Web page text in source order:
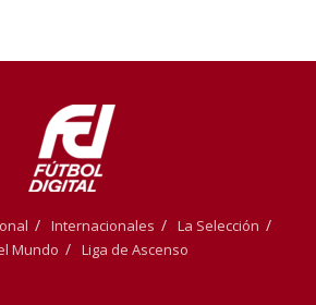
Internacionales
La Selección
Mundo
Liga de Ascenso